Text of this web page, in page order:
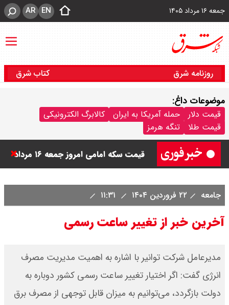
جمعه ۱۶ مرداد ۱۴۰۵ EN
AR
روزنامه شرق کتاب شرق
موضوعات داغ:
قیمت دلار حمله آمریکا به ایران
کالابرگ الکترونیکی
قیمت طلا
تنگه هرمز ۱۴۰۵ اعلام شد + جدول
قیمت سکه امامی امروز جمعه ۱۶ مرداد
جامعه
۲۲ فروردین ۱۴۰۴
آخرین خبر از تغییر ساعت رسمی
مدیرعامل شرکت توانیر با اشاره به اهمیت مدیریت مصرف
انرژی گفت: اگر اختیار تغییر ساعت رسمی کشور دوباره به
دولت بازگردد، می‌توانیم به میزان قابل توجهی از مصرف برق